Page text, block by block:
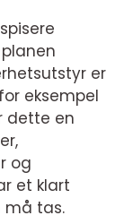
er
eksempel
dette en
og
et klart
må tas.